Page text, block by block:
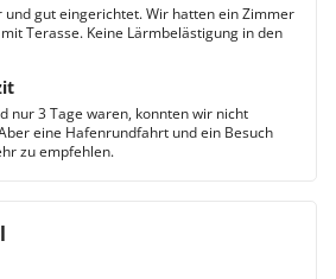
und gut eingerichtet. Wir hatten ein Zimmer
Terasse. Keine Lärmbelästigung in den
nur 3 Tage waren, konnten wir nicht
eine Hafenrundfahrt und ein Besuch
zu empfehlen.